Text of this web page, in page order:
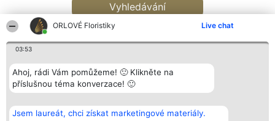
ORLOVÉ Floristiky Live chat
03:53
Ahoj, rádi Vám pomůžeme! 🙂 Klikněte na
příslušnou téma konverzace! 🙂
Jsem laureát, chci získat marketingové materiály.
Vyhledávání
Bright Side Solutions sp. z o.
o. sp. k.
Vítězové
Seznam všech
Kontakt